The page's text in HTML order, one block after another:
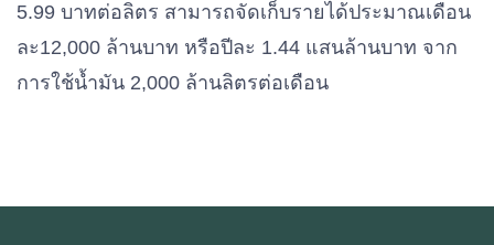
5.99 บาทต่อลิตร สามารถจัดเก็บรายได้ประมาณเดือน
ละ12,000 ล้านบาท หรือปีละ 1.44 แสนล้านบาท จาก
การใช้น้ำมัน 2,000 ล้านลิตรต่อเดือน